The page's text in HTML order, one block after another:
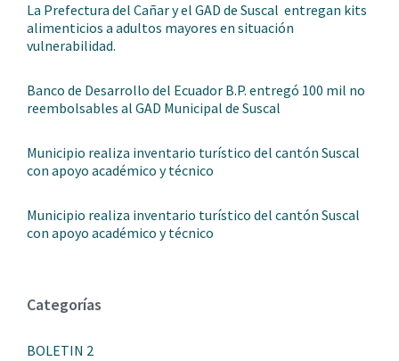
La Prefectura del Cañar y el GAD de Suscal entregan kits
alimenticios a adultos mayores en situación
vulnerabilidad.
Banco de Desarrollo del Ecuador B.P. entregó 100 mil no
reembolsables al GAD Municipal de Suscal
Municipio realiza inventario turístico del cantón Suscal
con apoyo académico y técnico
Municipio realiza inventario turístico del cantón Suscal
con apoyo académico y técnico
Categorías
BOLETIN 2